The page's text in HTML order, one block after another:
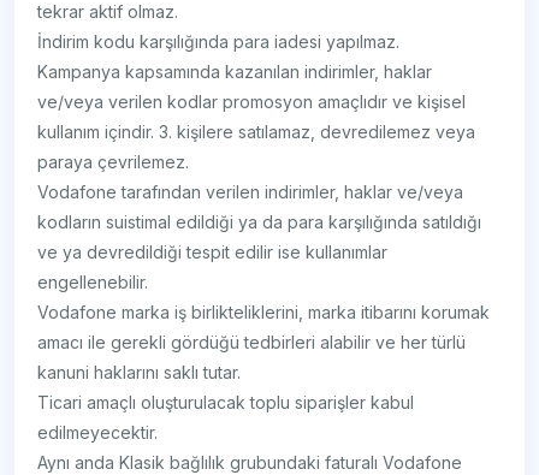
tekrar aktif olmaz.
İndirim kodu karşılığında para iadesi yapılmaz.
Kampanya kapsamında kazanılan indirimler, haklar
ve/veya verilen kodlar promosyon amaçlıdır ve kişisel
kullanım içindir. 3. kişilere satılamaz, devredilemez veya
paraya çevrilemez.
Vodafone tarafından verilen indirimler, haklar ve/veya
kodların suistimal edildiği ya da para karşılığında satıldığı
ve ya devredildiği tespit edilir ise kullanımlar
engellenebilir.
Vodafone marka iş birlikteliklerini, marka itibarını korumak
amacı ile gerekli gördüğü tedbirleri alabilir ve her türlü
kanuni haklarını saklı tutar.
Ticari amaçlı oluşturulacak toplu siparişler kabul
edilmeyecektir.
Aynı anda Klasik bağlılık grubundaki faturalı Vodafone